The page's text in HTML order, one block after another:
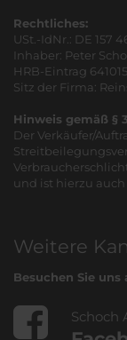
Rechtliches:
USt.-IdNr.: DE 157
Inhaber: Peter
HRB-Eintrag
Sitz der Firma:
Hinweis gemäß §
Der Verkäufer/
und ist hierzu
Weitere
Besuchen Sie
Schoch